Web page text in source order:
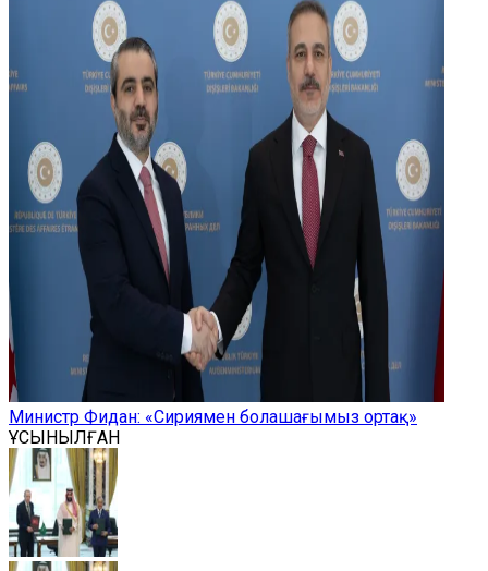
Министр Фидан: «Сириямен болашағымыз ортақ»
ҰСЫНЫЛҒАН